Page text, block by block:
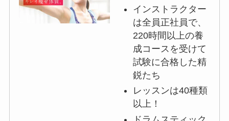
インストラクター
は全員正社員で、
220時間以上の養
成コースを受けて
試験に合格した精
鋭たち
レッスンは40種類
以上！